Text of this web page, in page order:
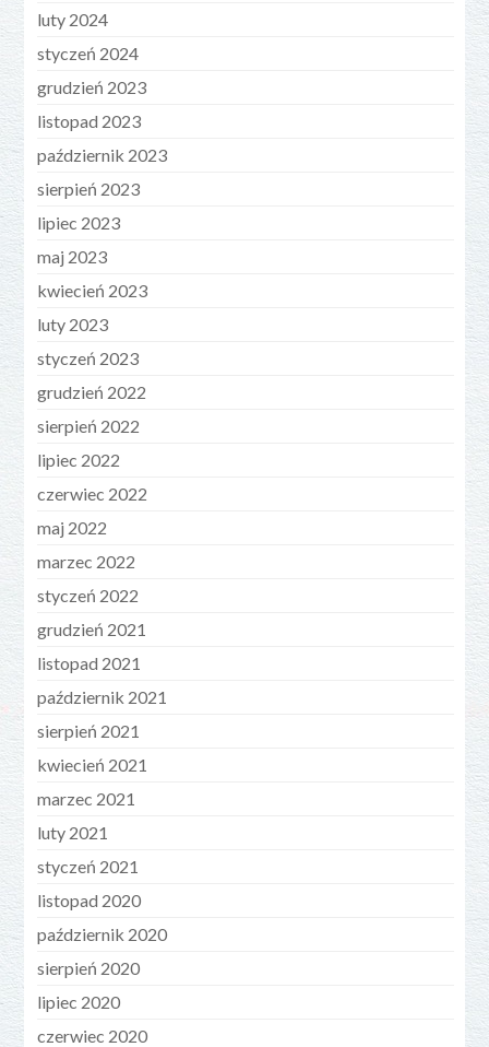
luty 2024
styczeń 2024
grudzień 2023
listopad 2023
październik 2023
sierpień 2023
lipiec 2023
maj 2023
kwiecień 2023
luty 2023
styczeń 2023
grudzień 2022
sierpień 2022
lipiec 2022
czerwiec 2022
maj 2022
marzec 2022
styczeń 2022
grudzień 2021
listopad 2021
październik 2021
sierpień 2021
kwiecień 2021
marzec 2021
luty 2021
styczeń 2021
listopad 2020
październik 2020
sierpień 2020
lipiec 2020
czerwiec 2020